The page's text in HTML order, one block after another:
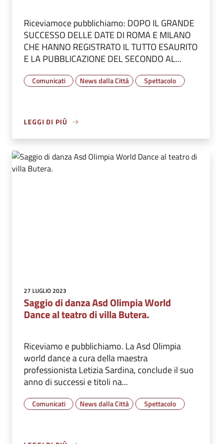
Riceviamoce pubblichiamo: DOPO IL GRANDE
SUCCESSO DELLE DATE DI ROMA E MILANO
CHE HANNO REGISTRATO IL TUTTO ESAURITO
E LA PUBBLICAZIONE DEL SECONDO AL...
Comunicati News dalla Città Spettacolo
LEGGI DI PIÙ
27 LUGLIO 2023
Saggio di danza Asd Olimpia World
Dance al teatro di villa Butera.
Riceviamo e pubblichiamo. La Asd Olimpia
world dance a cura della maestra
professionista Letizia Sardina, conclude il suo
anno di successi e titoli na...
Comunicati News dalla Città Spettacolo